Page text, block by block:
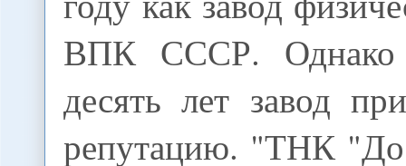
ВПК СССР. Однако
десять лет завод
репутацию. "ТНК